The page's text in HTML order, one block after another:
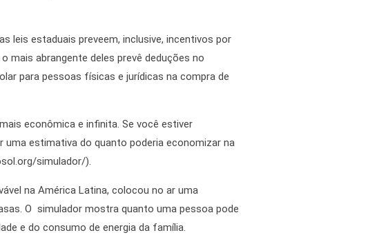
leis estaduais preveem, inclusive, incentivos por
mais abrangente deles prevê deduções no
para pessoas físicas e jurídicas na compra de
econômica e infinita. Se você estiver
uma estimativa do quanto poderia economizar na
simulador/).
na América Latina, colocou no ar uma
O simulador mostra quanto uma pessoa pode
e do consumo de energia da família.